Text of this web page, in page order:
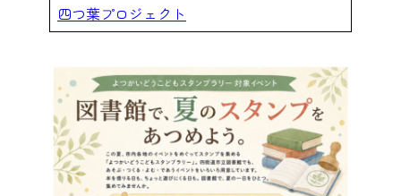
四つ葉プロジェクト